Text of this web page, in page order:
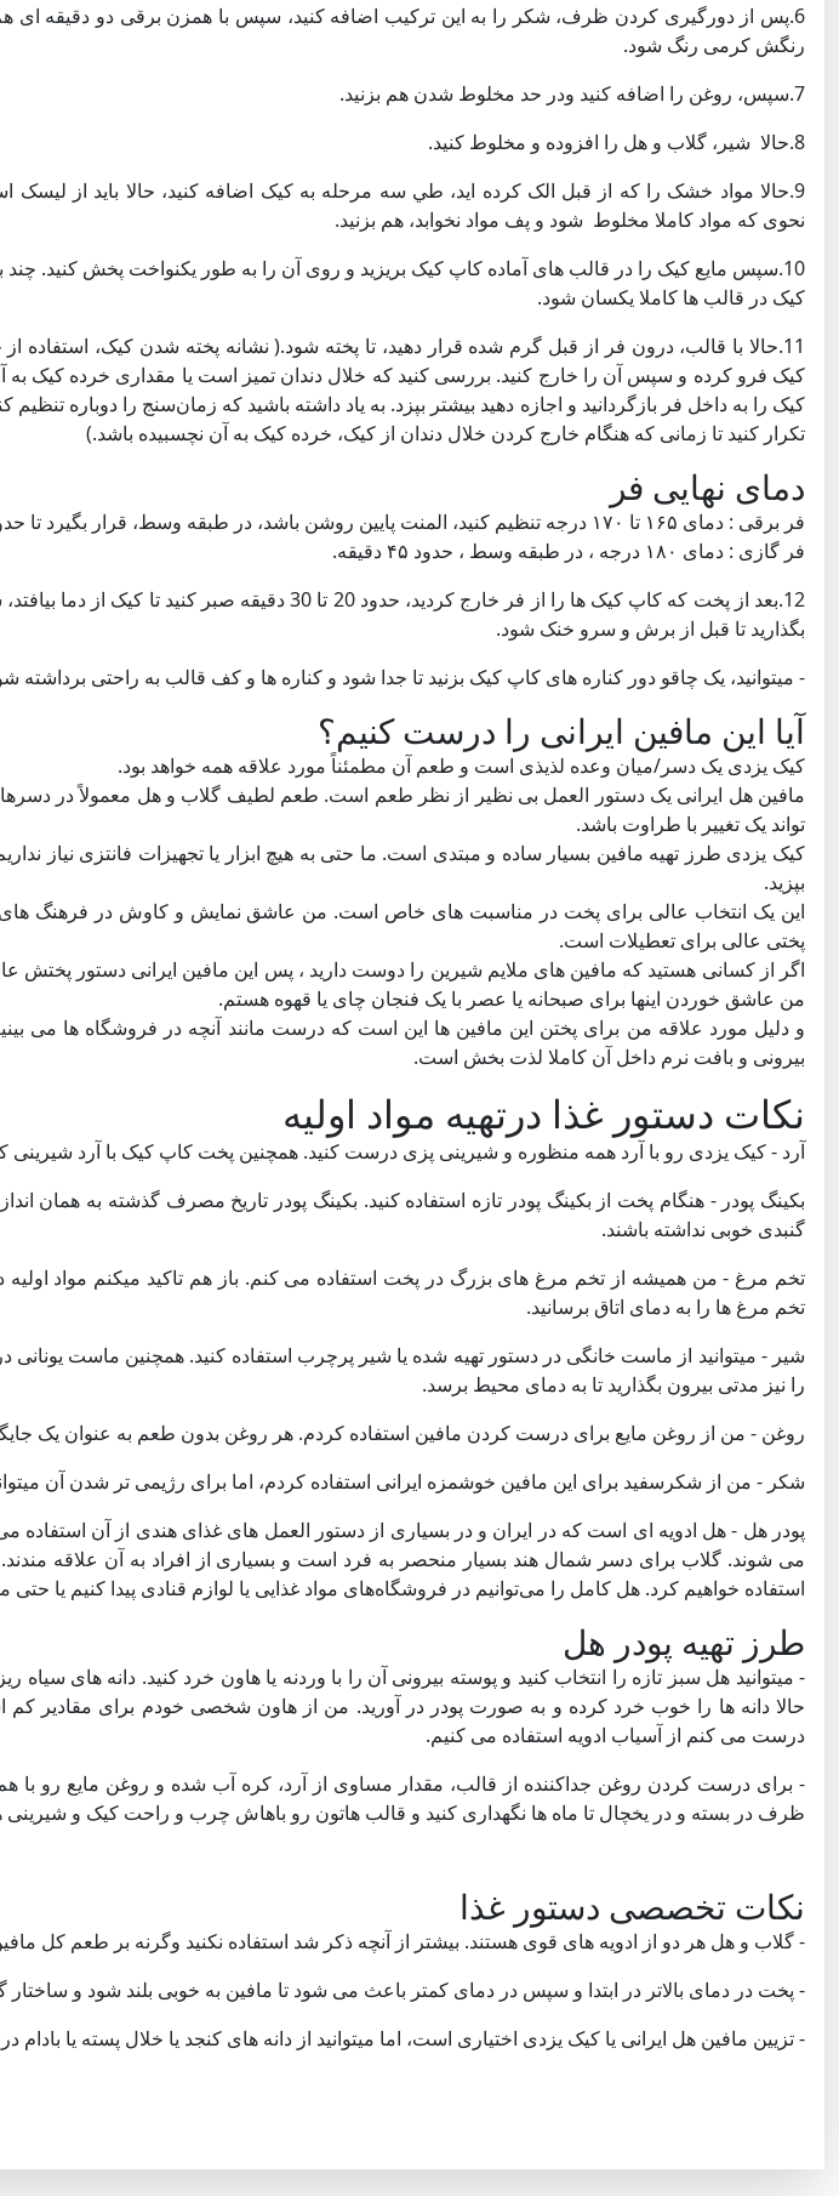
6.پس از دورگیری کردن ظرف، شكر را به این ترکیب اضافه کنید، سپس با همزن برقی دو دقیقه ای
رنگش كرمی رنگ شود.
7.سپس، روغن را اضافه کنید ودر حد مخلوط شدن هم بزنید.
8.حالا شیر، گلاب و هل را افزوده و مخلوط کنید.
9.حالا مواد خشک را که از قبل الک کرده اید، طي سه مرحله به کیک اضافه کنید، حالا باید از لیسک
نحوی كه مواد کاملا مخلوط شود و پف مواد نخوابد، هم بزنید.
10.سپس مایع کیک را در قالب های آماده کاپ کیک بریزید و روی آن را به طور یکنواخت پخش کنید.
کیک در قالب ها کاملا یکسان شود.
11.حالا با قالب، درون فر از قبل گرم شده قرار دهید، تا پخته شود.( نشانه پخته شدن کیک، استفاده
کیک فرو کرده و سپس آن را خارج کنید. بررسی کنید که خلال دندان تمیز است یا مقداری خرده کیک به
تکرار کنید تا زمانی که هنگام خارج کردن خلال دندان از کیک، خرده کیک به آن نچسبیده باشد.)
دمای نهایی فر
فر برقی : دمای ۱۶۵ تا ۱۷۰ درجه تنظیم کنید، المنت پایین روشن باشد، در طبقه وسط، قرار بگیرد تا حدود ۴۵ دقیقه کیک پخته شود.
فر گازی : دمای ۱۸۰ درجه ، در طبقه وسط ، حدود ۴۵ دقیقه.
12.بعد از پخت که کاپ کیک ها را از فر خارج کردید، حدود 20 تا
بگذارید تا قبل از برش و سرو خنک شود.
- میتوانید، یک چاقو دور کناره های کاپ کیک بزنید تا جدا شود و کناره ها و کف قالب به راحتی برداشته
آیا این مافین ایرانی را درست کنیم؟
کیک یزدی یک دسر/میان وعده لذیذی است و طعم آن مطمئناً مورد علاقه همه خواهد بود.
مافین هل ایرانی یک دستور العمل بی نظیر از نظر طعم است. طعم لطیف گلاب و هل معمولاً در
تواند یک تغییر با طراوت باشد.
کیک یزدی طرز تهیه مافین بسیار ساده و مبتدی است. ما حتی به هیچ ابزار یا تجهیزات فانتزی نیاز
بپزید.
این یک انتخاب عالی برای پخت در مناسبت های خاص است. من عاشق نمایش و کاوش در فرهنگ های
پختی عالی برای تعطیلات است.
اگر از کسانی هستید که مافین های ملایم شیرین را دوست دارید ، پس این مافین ایرانی دستور پختش
من عاشق خوردن اینها برای صبحانه یا عصر با یک فنجان چای یا قهوه هستم.
و دلیل مورد علاقه من برای پختن این مافین ها این است که درست مانند آنچه در فروشگاه ها می
بیرونی و بافت نرم داخل آن کاملا لذت بخش است.
نکات دستور غذا درتهیه مواد اولیه
آرد - کیک یزدی رو با آرد همه منظوره و شیرینی پزی درست کنید. همچنین پخت کاپ کیک با آرد شیرینی
بکینگ پودر - هنگام پخت از بکینگ پودر تازه استفاده کنید. بکینگ پودر تاریخ مصرف گذشته به همان
گنبدی خوبی نداشته باشند.
تخم مرغ - من همیشه از تخم مرغ های بزرگ در پخت استفاده می کنم. باز هم تاکید میکنم مواد اولیه در
تخم مرغ ها را به دمای اتاق برسانید.
شیر - میتوانید از ماست خانگی در دستور تهیه شده یا شیر پرچرب استفاده کنید. همچنین ماست یونانی
را نیز مدتی بیرون بگذارید تا به دمای محیط برسد.
روغن - من از روغن مایع برای درست کردن مافین استفاده کردم. هر روغن بدون طعم به عنوان یک
شکر - من از شکرسفید برای این مافین خوشمزه ایرانی استفاده کردم، اما برای رژیمی تر شدن آن
پودر هل - هل ادویه ای است که در ایران و در بسیاری از دستور العمل های غذای هندی از آن استفاده
می شوند. گلاب برای دسر شمال هند بسیار منحصر به فرد است و بسیاری از افراد به آن علاقه
استفاده خواهیم کرد. هل کامل را می‌توانیم در فروشگاه‌های مواد غذایی یا لوازم قنادی پیدا کنیم یا حتی
طرز تهیه پودر هل
- میتوانید هل سبز تازه را انتخاب کنید و پوسته بیرونی آن را با وردنه یا هاون خرد کنید. دانه های سیاه
حالا دانه ها را خوب خرد کرده و به صورت پودر در آورید. من از هاون شخصی خودم برای مقادیر
درست می کنم از آسیاب ادویه استفاده می کنیم.
- برای درست کردن روغن جداکننده از قالب، مقدار مساوی از آرد، کره آب شده و روغن مایع رو با
ظرف در بسته و در یخچال تا ماه ها نگهداری کنید و قالب هاتون رو باهاش چرب و راحت کیک و شیرینی
نکات تخصصی دستور غذا
- گلاب و هل هر دو از ادویه های قوی هستند. بیشتر از آنچه ذکر شد استفاده نکنید وگرنه بر طعم کل
- پخت در دمای بالاتر در ابتدا و سپس در دمای کمتر باعث می شود تا مافین به خوبی بلند شود و ساختار
- تزیین مافین هل ایرانی یا کیک یزدی اختیاری است، اما میتوانید از دانه های کنجد یا خلال پسته یا بادام